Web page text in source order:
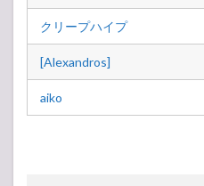
クリープハイプ
[Alexandros]
aiko